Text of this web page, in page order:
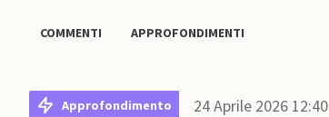
COMMENTI APPROFONDIMENTI
Approfondimento 24 Aprile 2026 12:40